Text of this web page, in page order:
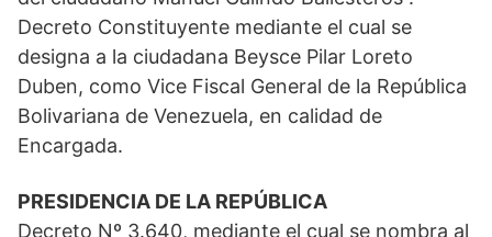
Decreto Constituyente mediante el cual se
designa a la ciudadana Beysce Pilar Loreto
Duben, como Vice Fiscal General de la República
Bolivariana de Venezuela, en calidad de
Encargada.
PRESIDENCIA DE LA REPÚBLICA
Decreto Nº 3.640, mediante el cual se nombra al